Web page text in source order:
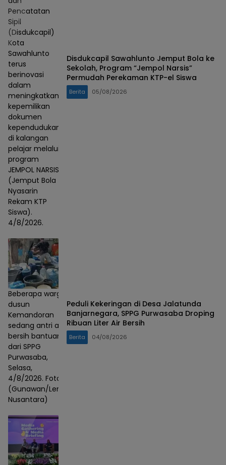
Pencatatan
Sipil
(Disdukcapil)
Kota
Sawahlunto
terus
berinovasi
dalam
meningkatkan
kepemilikan
dokumen
kependudukan
di kalangan
pelajar melalui
program
JEMPOL NARSIS
(Jemput Bola
Nyasarin
Rekam KTP
Siswa).
4/8/2026.
Disdukcapil Sawahlunto Jemput Bola ke
Sekolah, Program “Jempol Narsis”
Permudah Perekaman KTP-el Siswa
Berita 05/08/2026
Beberapa warga
dusun
Kemandoran
sedang antri air
bersih bantuan
dari SPPG
Purwasaba,
Selasa,
4/8/2026. Foto :
(Gunawan/Lensa
Nusantara)
Peduli Kekeringan di Desa Jalatunda
Banjarnegara, SPPG Purwasaba Droping
Ribuan Liter Air Bersih
Berita 04/08/2026